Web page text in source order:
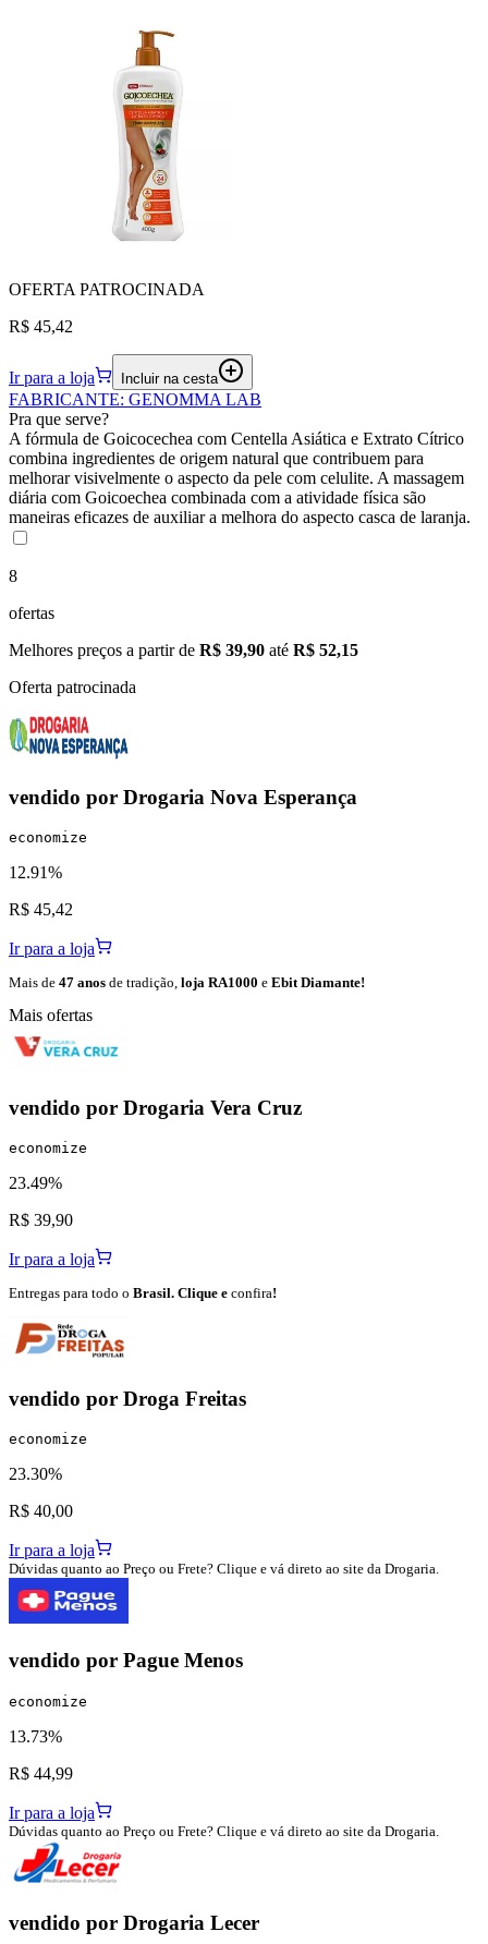
OFERTA PATROCINADA
R$ 45,42
Ir para a loja Incluir na cesta
FABRICANTE: GENOMMA LAB
Pra que serve?
A fórmula de Goicocechea com Centella Asiática e Extrato Cítrico
combina ingredientes de origem natural que contribuem para
melhorar visivelmente o aspecto da pele com celulite. A massagem
diária com Goicoechea combinada com a atividade física são
maneiras eficazes de auxiliar a melhora do aspecto casca de laranja.
8
ofertas
Melhores preços a partir de R$ 39,90 até R$ 52,15
Oferta patrocinada
vendido por Drogaria Nova Esperança
economize
12.91%
R$ 45,42
Ir para a loja
Mais de 47 anos de tradição, loja RA1000 e Ebit Diamante!
Mais ofertas
vendido por Drogaria Vera Cruz
economize
23.49%
R$ 39,90
Ir para a loja
Entregas para todo o Brasil. Clique e confira!
vendido por Droga Freitas
economize
23.30%
R$ 40,00
Ir para a loja
Dúvidas quanto ao Preço ou Frete? Clique e vá direto ao site da Drogaria.
vendido por Pague Menos
economize
13.73%
R$ 44,99
Ir para a loja
Dúvidas quanto ao Preço ou Frete? Clique e vá direto ao site da Drogaria.
vendido por Drogaria Lecer